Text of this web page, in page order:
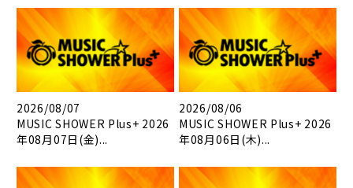
2026/08/07
MUSIC SHOWER Plus+ 2026
年08月07日(金)...
2026/08/06
MUSIC SHOWER Plus+ 2026
年08月06日(木)...